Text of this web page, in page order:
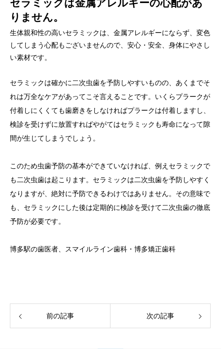
セラミックは金属アレルギーの心配があ
りません。
生体親和性の高いセラミックは、金属アレルギーにならず、変色
してしまう心配もございませんので、安心・安全、身体にやさし
い素材です。
セラミックは確かに二次虫歯を予防しやすいものの、あくまでそ
れは万全なケアがあってこそ言えることです。いくらプラークが
付着しにくくても歯磨きをしなければプラークは付着しますし、
検診を受けずに放置すればやがてはセラミックも寿命になって隙
間が生じてしまうでしょう。
このため虫歯予防の基本ができていなければ、例えセラミックで
も二次虫歯は起こります。セラミックは二次虫歯を予防しやすく
なりますが、絶対に予防できるわけではありません。その意味で
も、セラミックにした後は定期的に検診を受けて二次虫歯の徹底
予防が必要です。
博多駅の歯医者、スマイルライン歯科・博多矯正歯科
前の記事 次の記事